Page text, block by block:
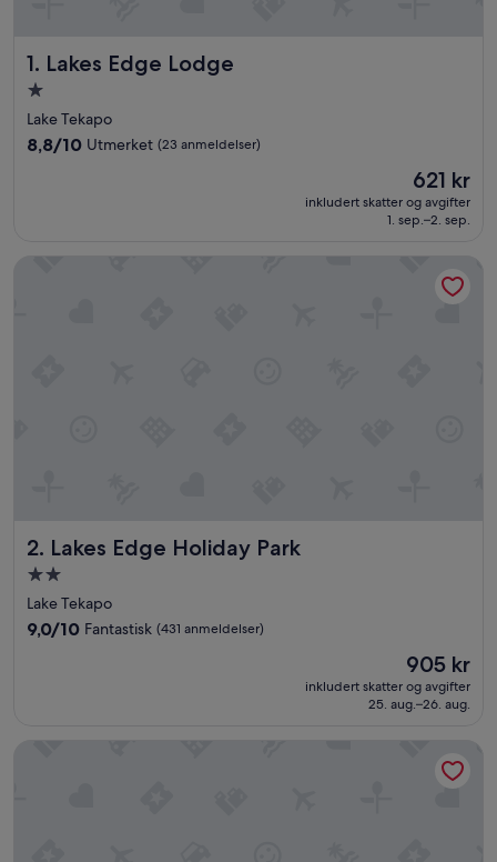
1. Lakes Edge Lodge
Lakes Edge Lodge
Overnattingssted
med
1.0
Lake Tekapo
8.8
8,8/10 Utmerket (23 anmeldelser)
Prisen
er
621 kr
621 kr
inkludert skatter og avgifter
1. sep.–2. sep.
2. Lakes Edge Holiday Park
Lakes Edge Holiday Park
Overnattingssted
med
2.0
stjerner
Lake Tekapo
9.0
9,0/10 Fantastisk (431 anmeldelser)
Prisen
905 kr
905 kr
inkludert skatter og avgifter
25. aug.–26. aug.